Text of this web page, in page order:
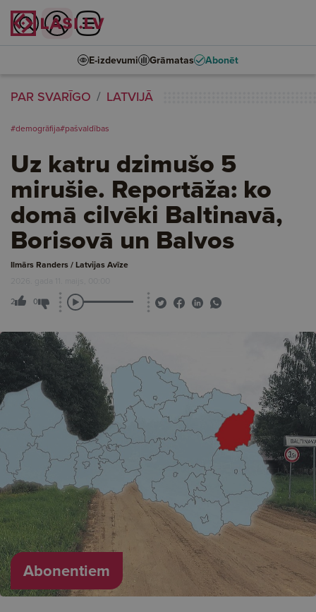
E-izdevumi Grāmatas Abonēt
PAR SVARĪGO LATVIJĀ
#demogrāfija#pašvaldības
Uz katru dzimušo 5
mirušie. Reportāža: ko
domā cilvēki Baltinavā,
Borisovā un Balvos
Ilmārs Randers / Latvijas Avīze
2026. gada 11. maijs, 00:00
2 0
Abonentiem